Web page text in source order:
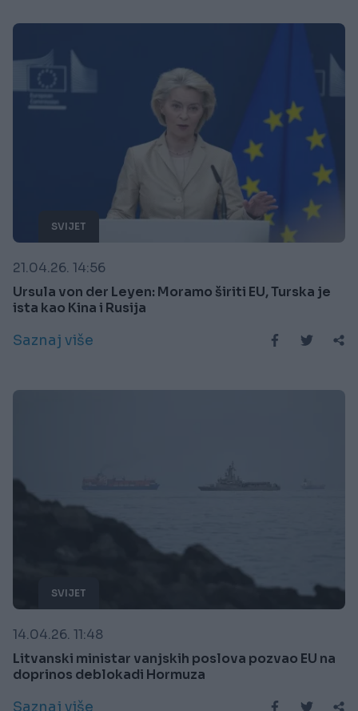
SVIJET
21.04.26. 14:56
Ursula von der Leyen: Moramo širiti EU, Turska je
ista kao Kina i Rusija
Saznaj više
SVIJET
14.04.26. 11:48
Litvanski ministar vanjskih poslova pozvao EU na
doprinos deblokadi Hormuza
Saznaj više